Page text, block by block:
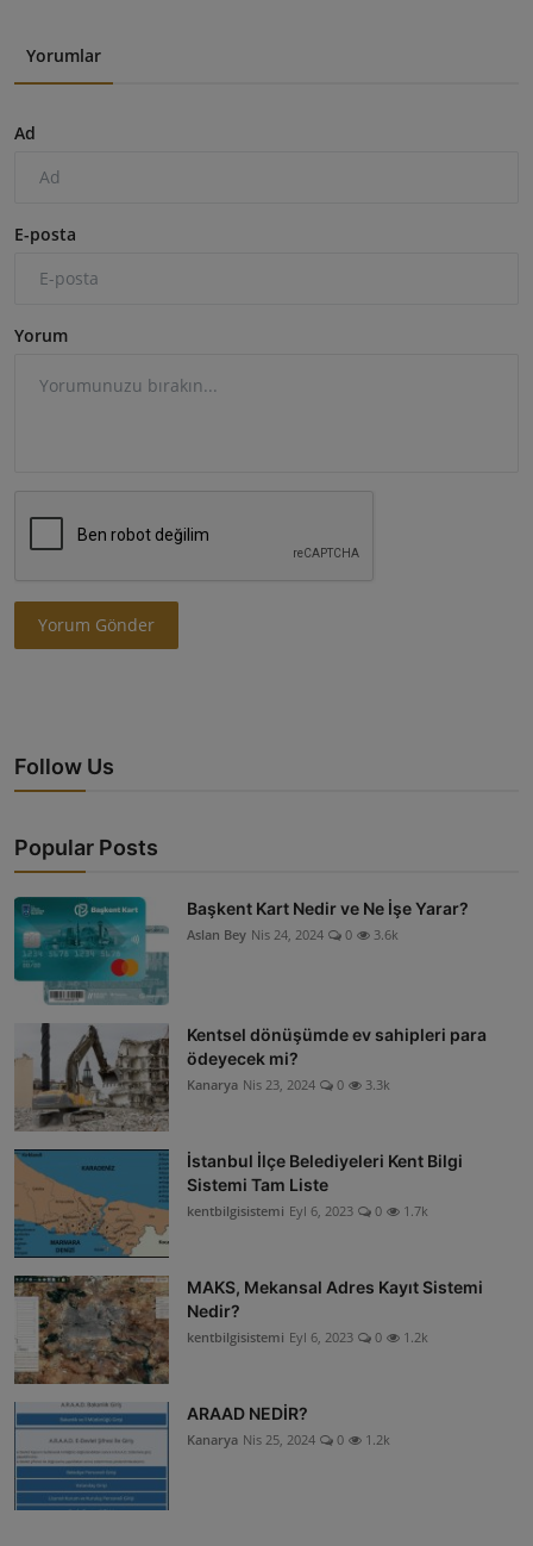
Yorumlar
Ad
E-posta
Yorum
Yorum Gönder
Follow Us
Popular Posts
Başkent Kart Nedir ve Ne İşe Yarar?
Aslan Bey Nis 24, 2024 0 3.6k
Kentsel dönüşümde ev sahipleri para
ödeyecek mi?
Kanarya Nis 23, 2024 0 3.3k
İstanbul İlçe Belediyeleri Kent Bilgi
Sistemi Tam Liste
kentbilgisistemi Eyl 6, 2023 0 1.7k
MAKS, Mekansal Adres Kayıt Sistemi
Nedir?
kentbilgisistemi Eyl 6, 2023 0 1.2k
ARAAD NEDİR?
Kanarya Nis 25, 2024 0 1.2k